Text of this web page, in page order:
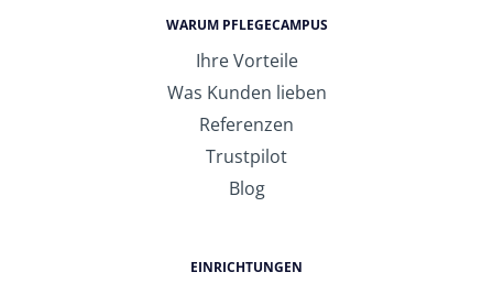
WARUM PFLEGECAMPUS
Ihre Vorteile
Was Kunden lieben
Referenzen
Trustpilot
Blog
EINRICHTUNGEN